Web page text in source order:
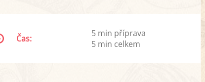
Čas:
5 min příprava
5 min celkem